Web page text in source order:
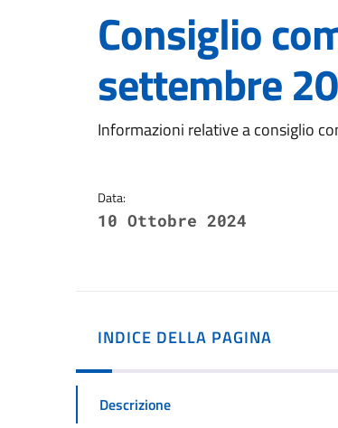
Consiglio
settembre
Dettagli della
Informazioni relative a consiglio
Data:
10 Ottobre 2024
INDICE DELLA PAGINA
Descrizione